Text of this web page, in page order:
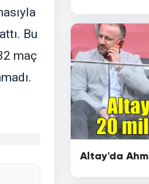
Bu
maç
Altay'da